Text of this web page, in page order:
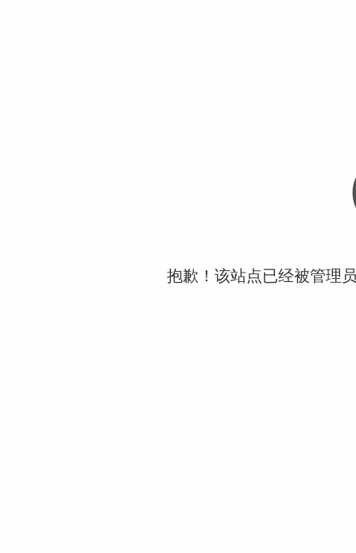
抱歉！该站点已经被管理